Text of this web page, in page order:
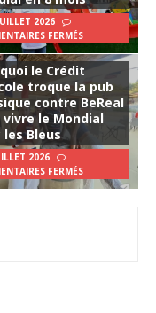
2026
FERMÉS
le Crédit
troque la pub
contre BeReal
vivre le Mondial
les Bleus
2026
FERMÉS